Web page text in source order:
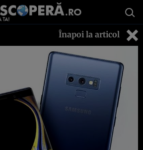
Înapoi la articol